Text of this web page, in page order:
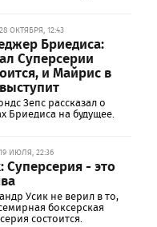
ОКТЯБРЯ, 12:43
Бриедиса:
Суперсерии
и Майрис в
Зепс рассказал о
Бриедиса на будущее.
ИЮЛЯ, 22:36
Суперсерия - это
Усик не верил в то,
боксерская
состоится.